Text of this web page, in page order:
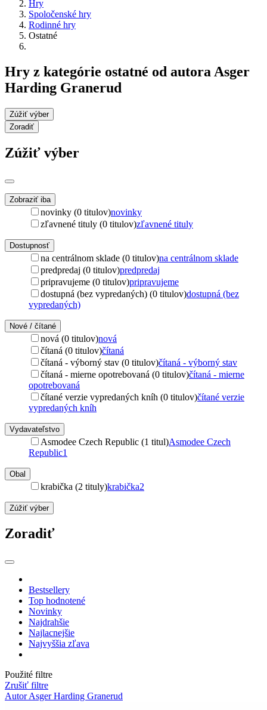
Hry
Spoločenské hry
Rodinné hry
Ostatné
Hry z kategórie ostatné od autora Asger
Harding Granerud
Zúžiť výber
Zoradiť
Zúžiť výber
Zobraziť iba
novinky (0 titulov)novinky
zľavnené tituly (0 titulov)zľavnené tituly
Dostupnosť
na centrálnom sklade (0 titulov)na centrálnom sklade
predpredaj (0 titulov)predpredaj
pripravujeme (0 titulov)pripravujeme
dostupná (bez vypredaných) (0 titulov)dostupná (bez
vypredaných)
Nové / čítané
nová (0 titulov)nová
čítaná (0 titulov)čítaná
čítaná - výborný stav (0 titulov)čítaná - výborný stav
čítaná - mierne opotrebovaná (0 titulov)čítaná - mierne
opotrebovaná
čítané verzie vypredaných kníh (0 titulov)čítané verzie
vypredaných kníh
Vydavateľstvo
Asmodee Czech Republic (1 titul)Asmodee Czech
Republic1
Obal
krabička (2 tituly)krabička2
Zúžiť výber
Zoradiť
Bestsellery
Top hodnotené
Novinky
Najdrahšie
Najlacnejšie
Najvyššia zľava
Použité filtre
Zrušiť filtre
Autor Asger Harding Granerud